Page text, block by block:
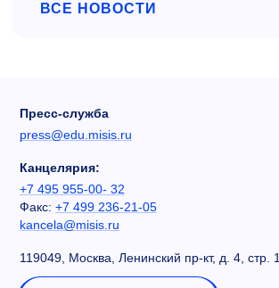
ВСЕ НОВОСТИ
Пресс-служба
press@edu.misis.ru
Канцелярия:
+7 495 955-00- 32
Факс: +7 499 236-21-05
kancela@misis.ru
119049, Москва, Ленинский пр-кт, д. 4, стр. 1